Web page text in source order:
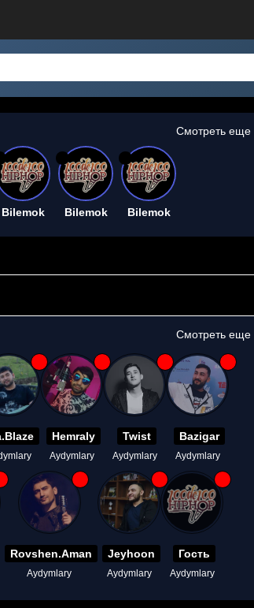
Смотреть еще
Bilemok Bilemok Bilemok
Смотреть еще
Hemraly
Aydymlary
Twist
Aydymlary
Bazigar
Aydymlary
Rovshen.Aman
Aydymlary
Jeyhoon
Aydymlary
Гость
Aydymlary